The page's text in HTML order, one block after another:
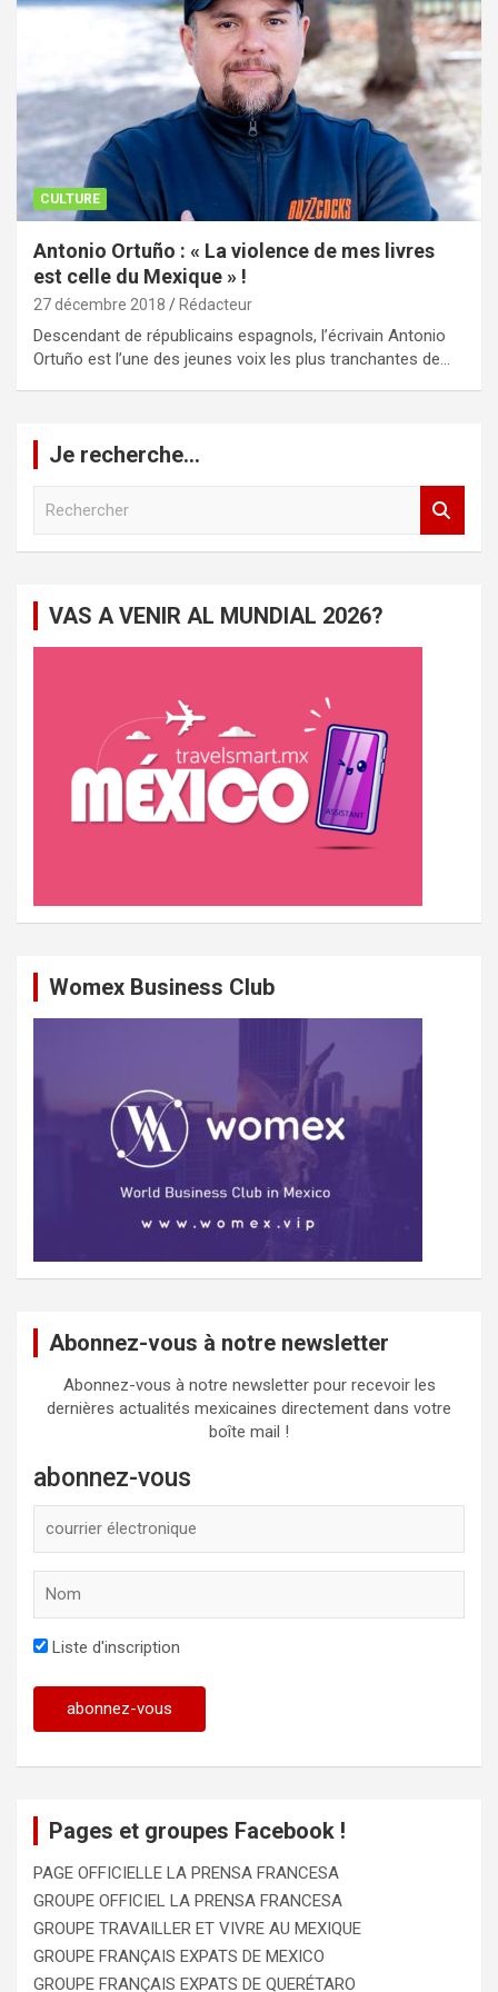
CULTURE
Antonio Ortuño : « La violence de mes livres
est celle du Mexique » !
27 décembre 2018 Rédacteur
Descendant de républicains espagnols, l’écrivain Antonio
Ortuño est l’une des jeunes voix les plus tranchantes de…
Je recherche…
c
VAS A VENIR AL MUNDIAL 2026?
Womex Business Club
Abonnez-vous à notre newsletter
Abonnez-vous à notre newsletter pour recevoir les
dernières actualités mexicaines directement dans votre
boîte mail !
abonnez-vous
Liste d'inscription
Pages et groupes Facebook !
PAGE OFFICIELLE LA PRENSA FRANCESA
GROUPE OFFICIEL LA PRENSA FRANCESA
GROUPE TRAVAILLER ET VIVRE AU MEXIQUE
GROUPE FRANÇAIS EXPATS DE MEXICO
GROUPE FRANÇAIS EXPATS DE QUERÉTARO